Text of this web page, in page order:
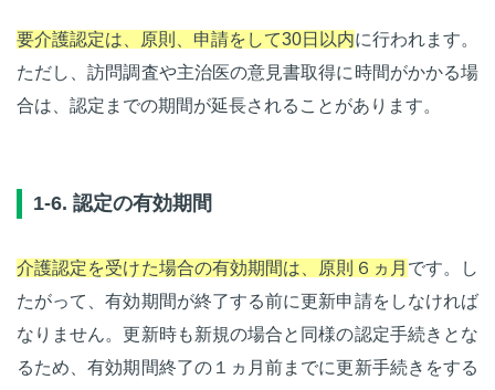
要介護認定は、原則、申請をして30日以内に行われます。
ただし、訪問調査や主治医の意見書取得に時間がかかる場
合は、認定までの期間が延長されることがあります。
1-6. 認定の有効期間
介護認定を受けた場合の有効期間は、原則６ヵ月 です。し
たがって、有効期間が終了する前に更新申請をしなければ
なりません。更新時も新規の場合と同様の認定手続きとな
るため、有効期間終了の１ヵ月前までに更新手続きをする